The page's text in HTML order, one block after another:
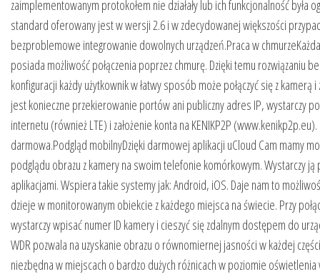
zaimplementowanym protokołem nie działały lub ich funkcjonalność była
standard oferowany jest w wersji 2.6 i w zdecydowanej większości
bezproblemowe integrowanie dowolnych urządzeń.Praca w
posiada możliwość połączenia poprzez chmurę. Dzięki temu rozwiązaniu
konfiguracji każdy użytkownik w łatwy sposób może połączyć się z kamerą
jest konieczne przekierowanie portów ani publiczny adres IP, wystarczy
internetu (również LTE) i założenie konta na KENIKP2P (www.kenikp2p.eu).
darmowa.Podgląd mobilnyDzięki darmowej aplikacji uCloud Cam mamy
podglądu obrazu z kamery na swoim telefonie komórkowym. Wystarczy ją
aplikacjami. Wspiera takie systemy jak: Android, iOS. Daje nam to
dzieje w monitorowanym obiekcie z każdego miejsca na świecie. Przy
wystarczy wpisać numer ID kamery i cieszyć się zdalnym dostępem do
WDR pozwala na uzyskanie obrazu o równomiernej jasności w każdej
niezbędna w miejscach o bardzo dużych różnicach w poziomie oświetlenia